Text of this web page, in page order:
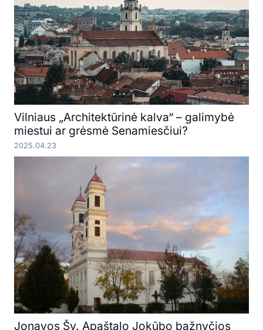
Vilniaus „Architektūrinė kalva“ – galimybė
miestui ar grėsmė Senamiesčiui?
2025.04.23
Jonavos Šv. Apaštalo Jokūbo bažnyčios